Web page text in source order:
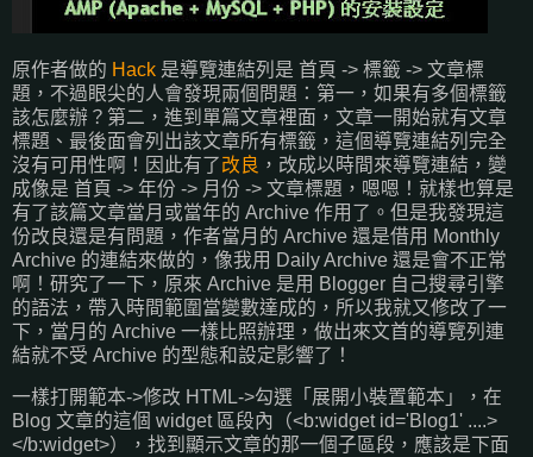
原作者做的 Hack 是導覽連結列是 首頁 -> 標籤 -> 文章標
題，不過眼尖的人會發現兩個問題：第一，如果有多個標籤
該怎麼辦？第二，進到單篇文章裡面，文章一開始就有文章
標題、最後面會列出該文章所有標籤，這個導覽連結列完全
沒有可用性啊！因此有了改良 ，改成以時間來導覽連結，變
成像是 首頁 -> 年份 -> 月份 -> 文章標題，嗯嗯！就樣也算是
有了該篇文章當月或當年的 Archive 作用了。但是我發現這
份改良還是有問題，作者當月的 Archive 還是借用 Monthly
Archive 的連結來做的，像我用 Daily Archive 還是會不正常
啊！研究了一下，原來 Archive 是用 Blogger 自己搜尋引擎
的語法，帶入時間範圍當變數達成的，所以我就又修改了一
下，當月的 Archive 一樣比照辦理，做出來文首的導覽列連
結就不受 Archive 的型態和設定影響了！
一樣打開範本->修改 HTML->勾選「展開小裝置範本」，在
Blog 文章的這個 widget 區段內（<b:widget id='Blog1' ....>
</b:widget>），找到顯示文章的那一個子區段，應該是下面